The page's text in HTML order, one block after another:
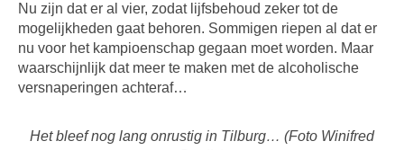
Nu zijn dat er al vier, zodat lijfsbehoud zeker tot de
mogelijkheden gaat behoren. Sommigen riepen al dat er
nu voor het kampioenschap gegaan moet worden. Maar
waarschijnlijk dat meer te maken met de alcoholische
versnaperingen achteraf…
Het bleef nog lang onrustig in Tilburg… (Foto Winifred